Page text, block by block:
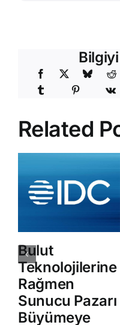
Bilgiyi
Related
Bulut
Teknolojilerine
Rağmen
Sunucu Pazarı
Büyümeye